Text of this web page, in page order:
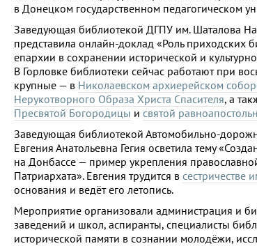
в Донецком государственном педагогическом
Заведующая библиотекой ДГПУ им. Шаталова
представила онлайн-доклад «Роль приходских
епархии в сохранении исторической и
В Горловке библиотеки сейчас работают при
крупные — в Николаевском архиерейском
Нерукотворного Образа Христа Спасителя, а
Пресвятой Богородицы и святой
Заведующая библиотекой Автомобильно-
Евгения Анатольевна Гегия осветила тему
на Донбассе — пример укрепления
Патриархата». Евгения трудится в сестричестве
основания и ведёт его летопись.
Мероприятие организовали администрация и
заведений и школ, аспиранты, специалисты
исторической памяти в сознании молодёжи,